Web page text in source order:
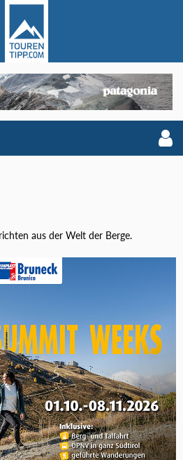
aus der Welt der Berge.